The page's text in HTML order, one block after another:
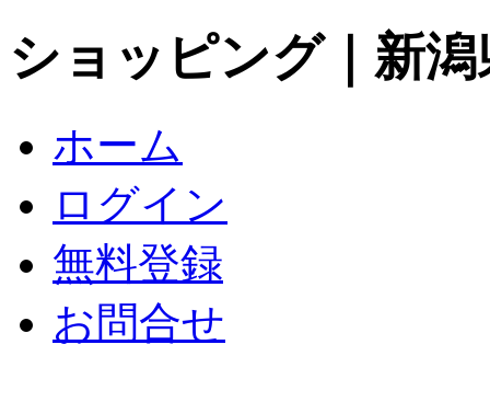
ショッピング｜新
ホーム
ログイン
無料登録
お問合せ